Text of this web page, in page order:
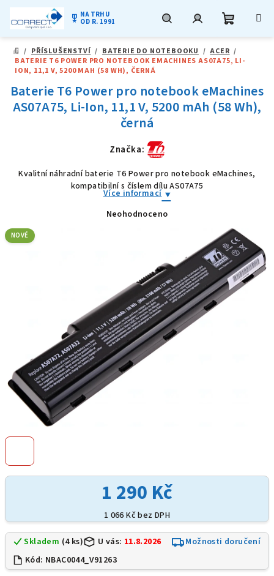
obsah
military_tech NA TRHU
OD R. 1991
DOMŮ
/ PŘÍSLUŠENSTVÍ / BATERIE DO NOTEBOOKU / ACER /
BATERIE T6 POWER PRO NOTEBOOK EMACHINES AS07A75, LI-
ION, 11,1 V, 5200 MAH (58 WH), ČERNÁ
1 290 Kč
1 066 Kč bez DPH
Skladem (4 ks) U vás: 11.8.2026
Možnosti doručení
Kód: NBAC0044_V91263
Baterie T6 Power pro notebook eMachines
AS07A75, Li-Ion, 11,1 V, 5200 mAh (58 Wh),
černá
Značka:
Kvalitní náhradní baterie T6 Power pro notebook eMachines,
kompatibilní s číslem dílu AS07A75
Více informací
Průměrné
hvězdiček.
Neohodnoceno
NOVÉ